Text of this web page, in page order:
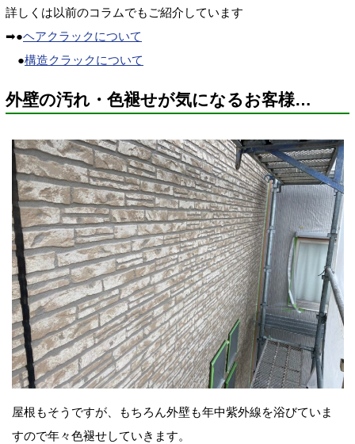
詳しくは以前のコラムでもご紹介しています
➡●ヘアクラックについて
●構造クラックについて
外壁の汚れ・色褪せが気になるお客様…
屋根もそうですが、もちろん外壁も年中紫外線を浴びていま
すので年々色褪せしていきます。